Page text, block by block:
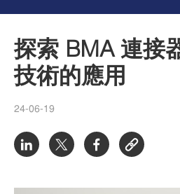
探索 BMA 連接
技術的應用
24-06-19